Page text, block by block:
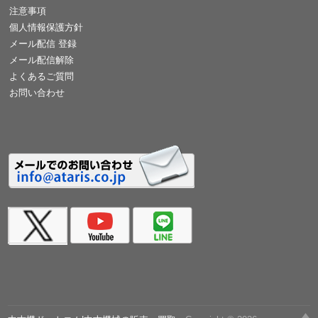
注意事項
個人情報保護方針
メール配信 登録
メール配信解除
よくあるご質問
お問い合わせ